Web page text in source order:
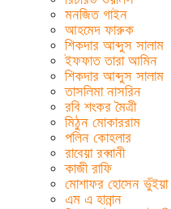
মনজিত গাইন
আহমেদ ফারুক
শিকদার আব্দুস সালাম
ইফফাত তারা আমিন
শিকদার আব্দুস সালাম
তাসলিমা নাসরিন
রবি শংকর মৈত্রী
মিঠুন মোকাররাম
পলিন কোহলার
রাবেয়া রব্বানী
কাজী রাফি
মোশাফর হোসেন ভুঁইয়া
এম এ হান্নান